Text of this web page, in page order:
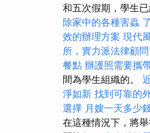
和五次假期，學生
除家中的各種害蟲
效的辦理方案 現代
所，實力派法律顧問
餐點 辦護照需要攜
間為學生組織的。
淨如新 找到可靠的
選擇 月嫂一天多少
在這種情況下，將